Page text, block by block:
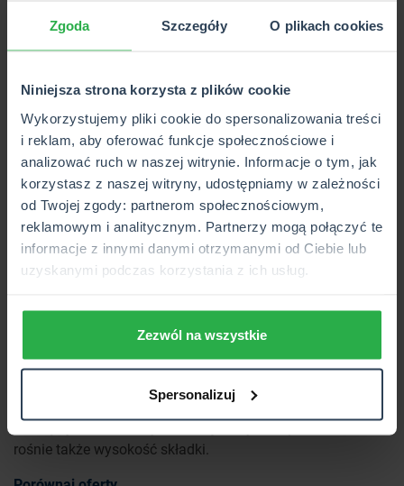
Zgoda Szczegóły O plikach cookies
Niniejsza strona korzysta z plików cookie
Wykorzystujemy pliki cookie do spersonalizowania treści
i reklam, aby oferować funkcje społecznościowe i
analizować ruch w naszej witrynie. Informacje o tym, jak
korzystasz z naszej witryny, udostępniamy w zależności
od Twojej zgody: partnerom społecznościowym,
reklamowym i analitycznym. Partnerzy mogą połączyć te
informacje z innymi danymi otrzymanymi od Ciebie lub
uzyskanymi podczas korzystania z ich usług.
Zezwól na wszystkie
Spersonalizuj
Wiesz już, jaką ochronę zapewniają oba opisywane w tym
tekście ubezpieczenia. A czym kierować się, kupując
ramach polisy mieszkaniowej oraz turystycznej?
Zakres ubezpieczenia
Przede wszystkim przeczytaj Ogólne Warunki
Ubezpieczenia, czyli OWU idowiedz się, czy wybrane
ubezpieczenie (czy to w ramach polisy podróżnej, czy
mieszkaniowej) obejmuje ochroną sprzęt do wspinaczki
wysokogórskiej. Taki zapis powinien być precyzyjnie
określony.
Wysokość sumy ubezpieczenia
Kolejna kwestia to suma ubezpieczenia.
będzie odpowiadać za Twój ekwipunek sportowy do
kwotę, która będzie odpowiadać wartości sprzętu.
Pamiętaj, że wraz z wysokością sumy ubezpieczenia,
rośnie także wysokość składki.